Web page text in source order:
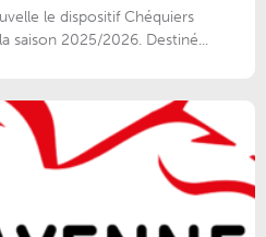
le dispositif Chéquiers
saison 2025/2026. Destiné...